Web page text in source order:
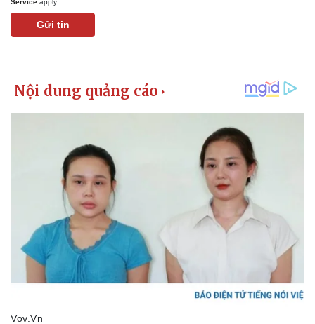
Gửi tin